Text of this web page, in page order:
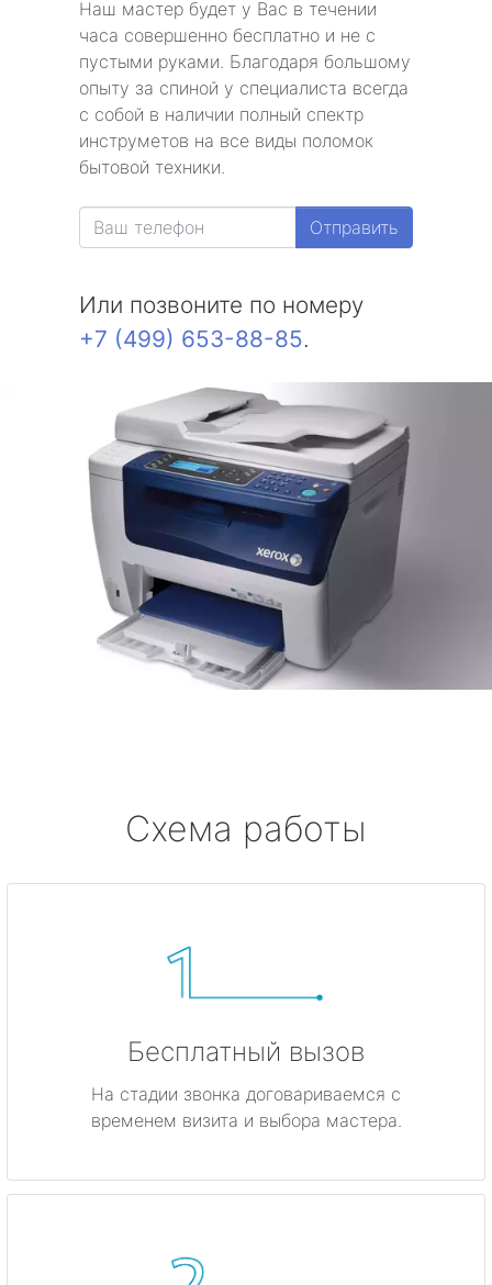
Наш мастер будет у Вас в течении
часа совершенно бесплатно и не с
пустыми руками. Благодаря большому
опыту за спиной у специалиста всегда
с собой в наличии полный спектр
инструметов на все виды поломок
бытовой техники.
Отправить
Или позвоните по номеру
+7 (499) 653-88-85.
Схема работы
Бесплатный вызов
На стадии звонка договариваемся с
временем визита и выбора мастера.